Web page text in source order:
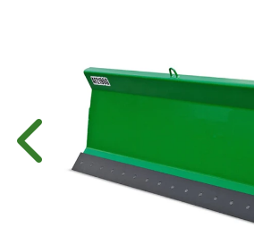
Anterior